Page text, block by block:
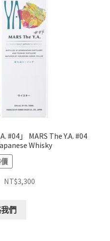
#04」 MARS The Y.A. #04
Whisky
NT$3,300
們